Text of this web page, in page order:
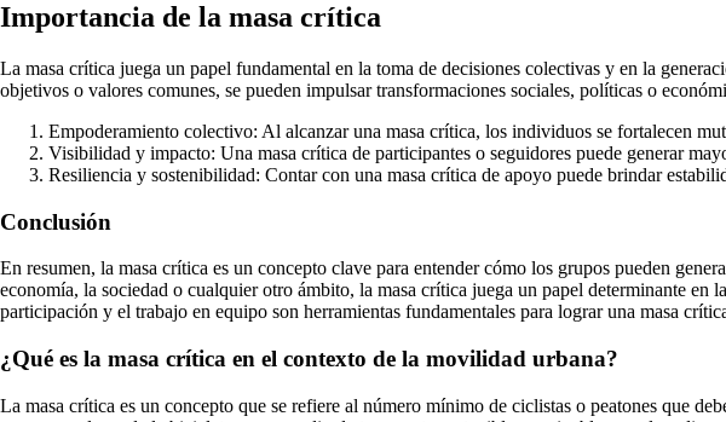
Importancia de la masa crítica
La masa crítica juega un papel fundamental en la toma de decisiones colectivas y en la
objetivos o valores comunes, se pueden impulsar transformaciones sociales, políticas o
Empoderamiento colectivo: Al alcanzar una masa crítica, los individuos se fortalecen
Visibilidad y impacto: Una masa crítica de participantes o seguidores puede generar
Resiliencia y sostenibilidad: Contar con una masa crítica de apoyo puede brindar
Conclusión
En resumen, la masa crítica es un concepto clave para entender cómo los grupos pueden
economía, la sociedad o cualquier otro ámbito, la masa crítica juega un papel determinante
participación y el trabajo en equipo son herramientas fundamentales para lograr una masa
¿Qué es la masa crítica en el contexto de la movilidad urbana?
La masa crítica es un concepto que se refiere al número mínimo de ciclistas o peatones que